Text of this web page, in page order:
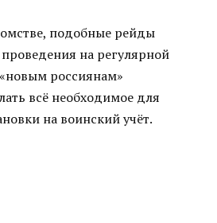
подобные рейды
на регулярной
россиянам»
всё необходимое для
на воинский учёт.